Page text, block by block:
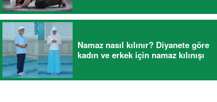
Namaz nasıl kılınır? Diyanete göre
kadın ve erkek için namaz kılınışı